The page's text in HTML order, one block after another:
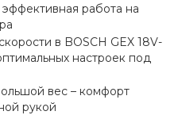
работа на
в BOSCH GEX 18V-
настроек под
вес – комфорт
рукой